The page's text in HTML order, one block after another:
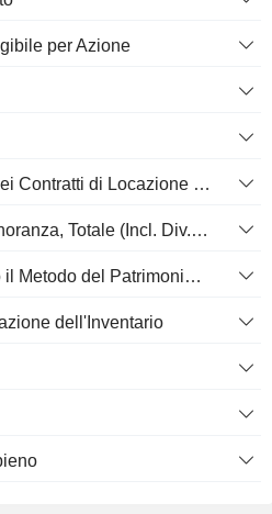
per Azione
Debito Equivalente dei Contratti di Locazione Operativi
Partecipazione di minoranza, Totale (Incl. Div. Fin)
Investimenti secondo il Metodo del Patrimonio Netto, Totale
dell'Inventario